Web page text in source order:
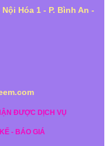
Hóa 1 - P. Bình An -
ĐƯỢC DỊCH VỤ
- BÁO GIÁ